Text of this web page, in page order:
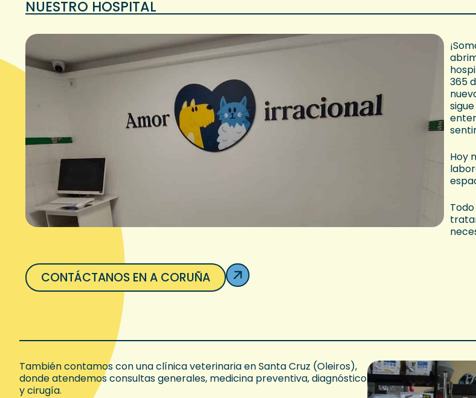
NUESTRO HOSPITAL
365
Hoy
CONTÁCTANOS EN A CORUÑA
También contamos con una clínica veterinaria en Santa Cruz (Oleiros),
donde atendemos consultas generales, medicina preventiva, diagnóstico
y cirugía.